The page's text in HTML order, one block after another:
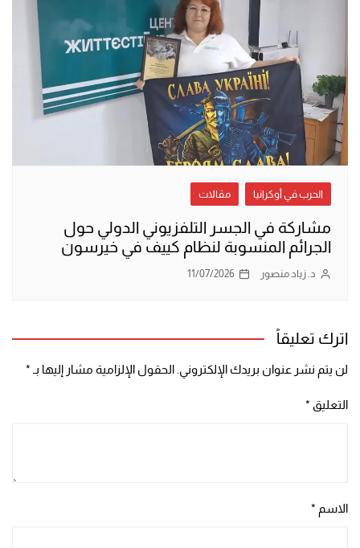
الحرب في أوكرانيا مقالات
مشاركة في الجسر التلفزيوني الدولي حول
الجرائم المنسوبة لنظام كييف في خيرسون
د. زياد منصور 11/07/2026
اترك تعليقاً
لن يتم نشر عنوان بريدك الإلكتروني. الحقول الإلزامية مشار إليها بـ *
التعليق *
الاسم *